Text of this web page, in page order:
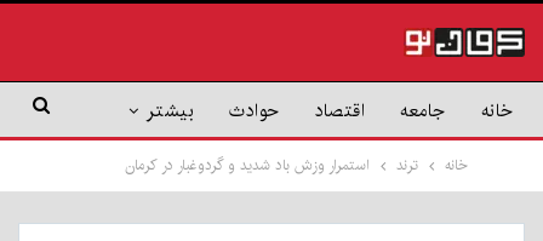
خانه جامعه اقتصاد حوادث بیشتر
خانه ترند استمرار وزش باد شدید و گردوغبار در کرمان